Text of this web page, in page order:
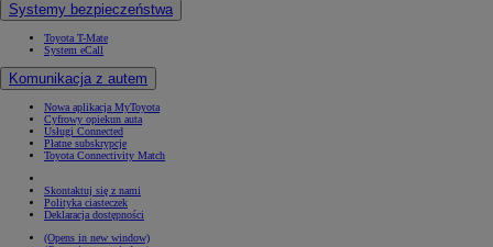
Systemy bezpieczeństwa
Toyota T-Mate
System eCall
Komunikacja z autem
Nowa aplikacja MyToyota
Cyfrowy opiekun auta
Usługi Connected
Płatne subskrypcje
Toyota Connectivity Match
Skontaktuj się z nami
Polityka ciasteczek
Deklaracja dostępności
(Opens in new window)